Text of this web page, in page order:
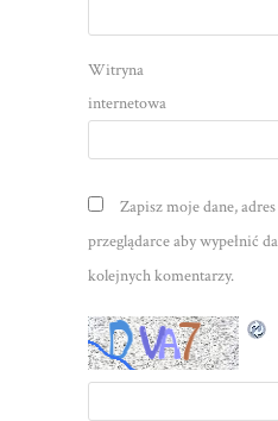
Witryna
internetowa
Zapisz moje dane,
przeglądarce aby wypełnić
kolejnych komentarzy.